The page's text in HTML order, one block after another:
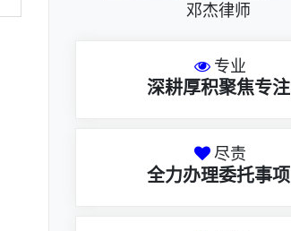
邓杰律师
专业
深耕厚积聚焦专注
尽责
全力办理委托事项